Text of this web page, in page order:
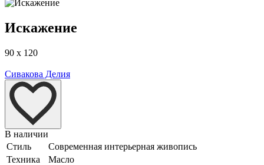
Искажение
90 x 120
Сивакова Делия
В наличии
Стиль
Современная интерьерная живопись
Техника
Масло